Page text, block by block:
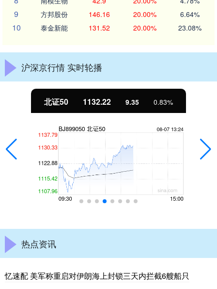
9 方邦股份 146.16 20.00% 6.64%
10 泰金新能 131.52 20.00% 23.08%
沪深京行情 实时轮播
北证50 1132.22 9.35 0.83%
热点资讯
忆速配 美军称重启对伊朗海上封锁三天内拦截6艘船只